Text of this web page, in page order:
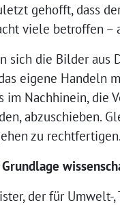
gehofft, dass
viele betroffen –
sich die Bilder aus
eigene Handeln
Nachhinein, die
zu
der für